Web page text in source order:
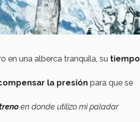
en una alberca tranquila, su tiempo
la presión para que se
en donde utilizo mi paladar